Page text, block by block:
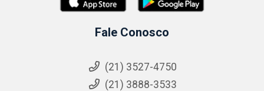
Fale Conosco
(21) 3527-4750
(21) 3888-3533